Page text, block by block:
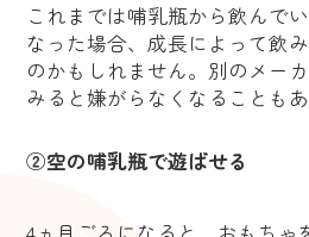
これまでは哺乳瓶から飲んで
なった場合、成長によって飲
のかもしれません。別のメー
みると嫌がらなくなることもあ
②空の哺乳瓶で遊ばせる